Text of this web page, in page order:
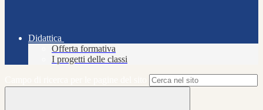
Didattica
Offerta formativa
I progetti delle classi